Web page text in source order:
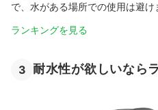
で、水がある場所での使用は避け
ランキングを見る
3 耐水性が欲しいなら